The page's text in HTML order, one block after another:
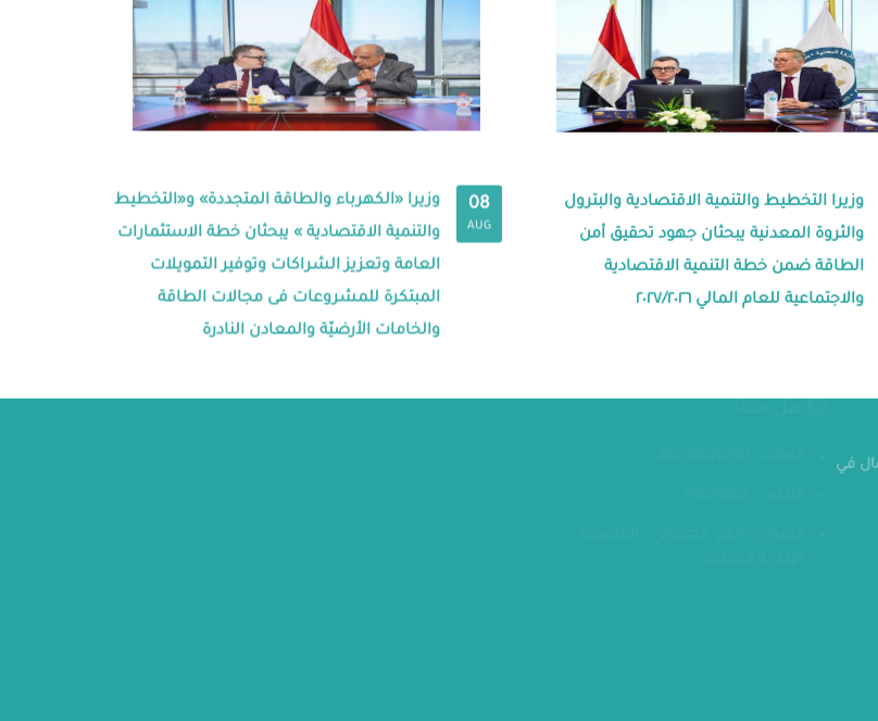
وزيرا التخطيط والتنمية الاقتصادية والبترول
والثروة المعدنية يبحثان جهود تحقيق أمن
الطاقة ضمن خطة التنمية الاقتصادية
والاجتماعية للعام المالي ٢٠٢٧/٢٠٢٦
08
AUG
وزيرا «الكهرباء والطاقة المتجددة» و«التخطيط
والتنمية الاقتصادية » يبحثان خطة الاستثمارات
العامة وتعزيز الشراكات وتوفير التمويلات
المبتكرة للمشروعات فى مجالات الطاقة
والخامات الأرضيّة والمعادن النادرة
في